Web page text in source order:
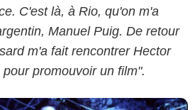
C'est là, à Rio, qu'on m'a
Manuel Puig. De retour
m'a fait rencontrer Hector
promouvoir un film".